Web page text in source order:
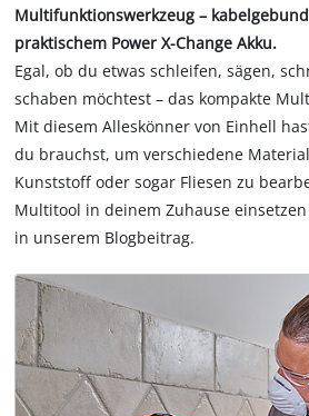
Multifunktionswerkzeug –
praktischem Power X-Change Akku.
Egal, ob du etwas schleifen, sägen,
schaben möchtest – das kompakte
Mit diesem Alleskönner von Einhell
du brauchst, um verschiedene
Kunststoff oder sogar Fliesen zu
Multitool in deinem Zuhause
in unserem Blogbeitrag.